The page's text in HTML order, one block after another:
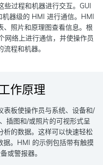
些过程和机器进行交互。GUI
器级的 HMI 进行通信。HMI
、照片和原理图查看信息。根
网络上进行通信，并使操作员
程和机器。
作原理
表板使操作员与系统、设备和/
插图和/或照片的可视形式呈
析的数据。这样可以快速轻松
据。HMI 的示例包括带有触摸
或警报器。